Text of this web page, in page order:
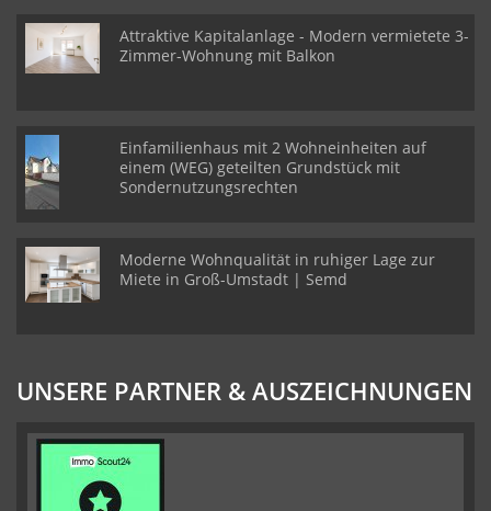
Attraktive Kapitalanlage - Modern vermietete 3-
Zimmer-Wohnung mit Balkon
Einfamilienhaus mit 2 Wohneinheiten auf
einem (WEG) geteilten Grundstück mit
Sondernutzungsrechten
Moderne Wohnqualität in ruhiger Lage zur
Miete in Groß-Umstadt | Semd
UNSERE PARTNER & AUSZEICHNUNGEN